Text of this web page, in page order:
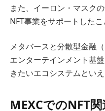
また、イーロン・マスク
NFT事業をサポートした
メタバースと分散型金融
エンターテインメント基
きたいエコシステムといえ
MEXCでのNFT